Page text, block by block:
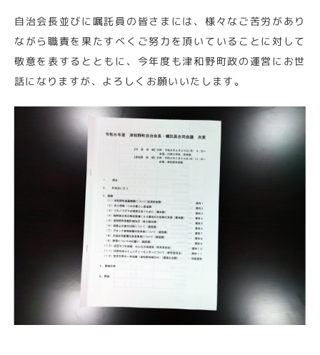
自治会長並びに嘱託員の皆さまには、様々なご苦労があり
ながら職責を果たすべくご努力を頂いていることに対して
敬意を表するとともに、今年度も津和野町政の運営にお世
話になりますが、よろしくお願いいたします。